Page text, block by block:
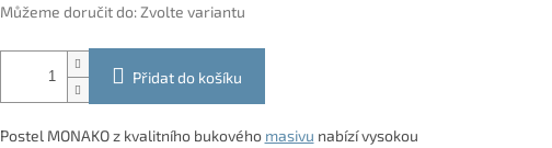
Můžeme doručit do: Zvolte variantu
Přidat do košíku
Postel MONAKO z kvalitního bukového masivu nabízí vysokou